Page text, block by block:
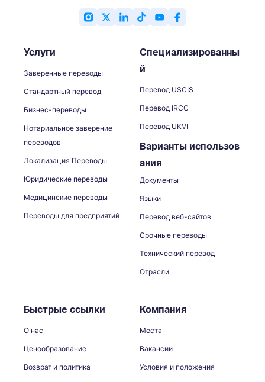
Услуги
Заверенные переводы
Стандартный перевод
Бизнес-переводы
Нотариальное заверение
переводов
Локализация Переводы
Юридические переводы
Медицинские переводы
Переводы для предприятий
Специализированны
й
Перевод USCIS
Перевод IRCC
Перевод UKVI
Варианты использов
ания
Документы
Языки
Перевод веб-сайтов
Срочные переводы
Технический перевод
Отрасли
Быстрые ссылки
О нас
Ценообразование
Возврат и политика
Компания
Места
Вакансии
Условия и положения